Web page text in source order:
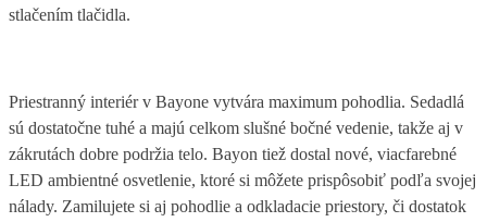
stlačením tlačidla.
Priestranný interiér v Bayone vytvára maximum pohodlia. Sedadlá
sú dostatočne tuhé a majú celkom slušné bočné vedenie, takže aj v
zákrutách dobre podržia telo. Bayon tiež dostal nové, viacfarebné
LED ambientné osvetlenie, ktoré si môžete prispôsobiť podľa svojej
nálady. Zamilujete si aj pohodlie a odkladacie priestory, či dostatok